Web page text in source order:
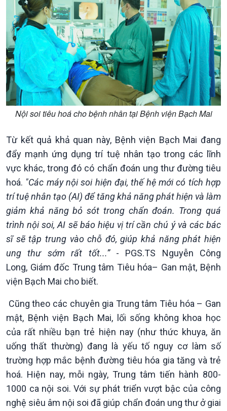
Kinh tế
Tin Kinh tế
Trước giờ mở cửa
Dòng chảy Kinh tế
Sức sống hàng Việt
Tuyên chiến với gian lận
thương mại
Nông nghiệp & Biển đảo
Tin Nông nghiệp & Biển
đảo
Mùa vàng
Biển đảo Việt Nam
đảo
Tìm hiểu biển, đảo Việt
Nam
Xã hội
360 độ Sức khỏe
Chuyển đổi Xanh
Tài nguyên và Môi trường
Chuyên gia của bạn
Xã hội chuyển động
Bước chân đến trường
Kết nối công nghệ
Sống chung với biến đổi
khí hậu
Nội soi tiêu hoá cho bệnh nhân tại Bệnh viện Bạch Mai
Từ kết quả khả quan này, Bệnh viện Bạch Mai đang
đẩy mạnh ứng dụng trí tuệ nhân tạo trong các lĩnh
vực khác, trong đó có chẩn đoán ung thư đường tiêu
hoá. "Các máy nội soi hiện đại, thế hệ mới có tích hợp
trí tuệ nhân tạo (AI) để tăng khả năng phát hiện và làm
giảm khả năng bỏ sót trong chẩn đoán. Trong quá
trình nội soi, AI sẽ báo hiệu vị trí cần chú ý và các bác
sĩ sẽ tập trung vào chỗ đó, giúp khả năng phát hiện
ung thư sớm rất tốt...” - PGS.TS Nguyễn Công
Long, Giám đốc Trung tâm Tiêu hóa– Gan mật, Bệnh
viện Bạch Mai cho biết.
Cũng theo các chuyên gia Trung tâm Tiêu hóa – Gan
mật, Bệnh viện Bạch Mai, lối sống không khoa học
của rất nhiều bạn trẻ hiện nay (như thức khuya, ăn
uống thất thường) đang là yếu tố nguy cơ làm số
trường hợp mắc bệnh đường tiêu hóa gia tăng và trẻ
hoá. Hiện nay, mỗi ngày, Trung tâm tiến hành 800-
1000 ca nội soi. Với sự phát triển vượt bậc của công
nghệ siêu âm nội soi đã giúp chẩn đoán ung thư ở giai